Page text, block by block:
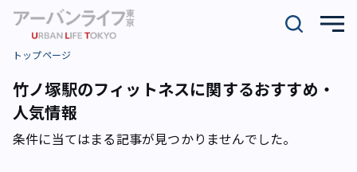
トップページ
竹ノ塚駅のフィットネスに関するおすすめ・
人気情報
条件に当てはまる記事が見つかりませんでした。